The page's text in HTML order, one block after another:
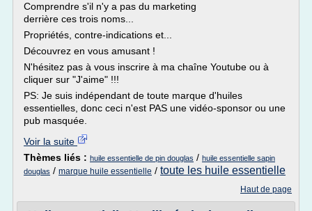
Comprendre s'il n'y a pas du marketing
derrière ces trois noms...
Propriétés, contre-indications et...
Découvrez en vous amusant !
N'hésitez pas à vous inscrire à ma chaîne Youtube ou à
cliquer sur "J'aime" !!!
PS: Je suis indépendant de toute marque d'huiles
essentielles, donc ceci n'est PAS une vidéo-sponsor ou une
pub masquée.
Voir la suite
Thèmes liés : huile essentielle de pin douglas / huile essentielle sapin
douglas / marque huile essentielle / toute les huile essentielle
Haut de page